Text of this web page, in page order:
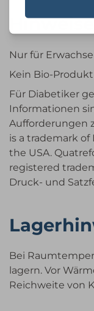
Hinweise
Nur für
Kein Bio-Produkt
Für Diabetiker
Informationen
Aufforderungen
is a trademark of
the USA.
registered
Druck- und
Bei
lagern. Vor
Reichweite von